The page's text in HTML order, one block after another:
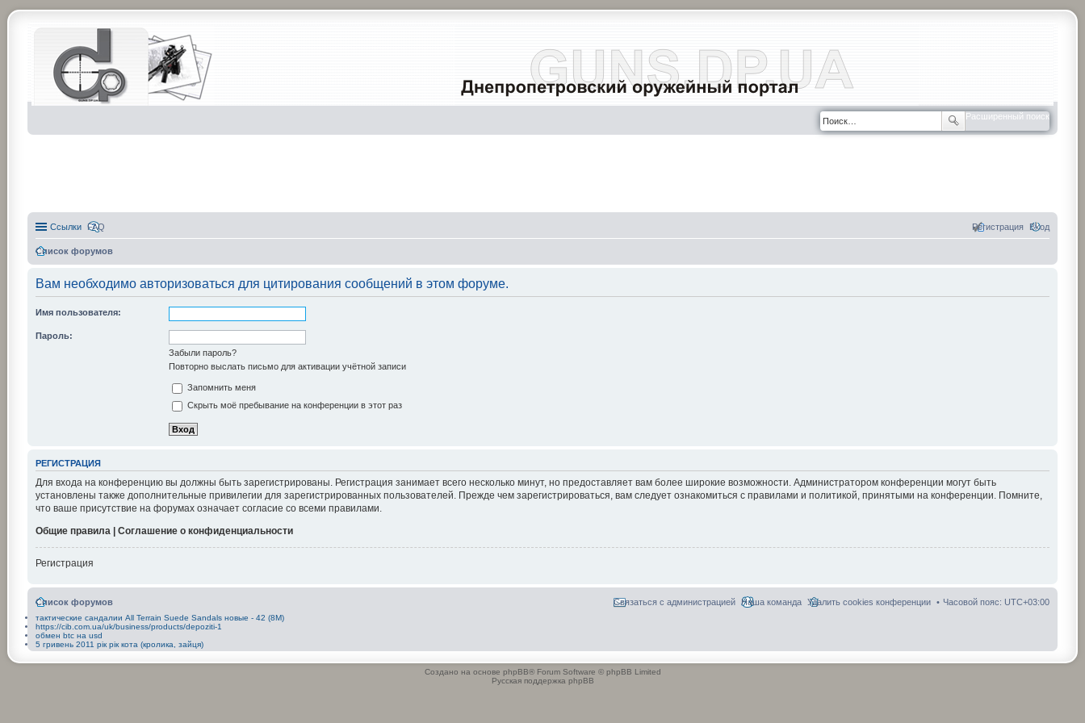
Расширенный поиск
Ссылки FAQ Вход
Регистрация
Список форумов
Вам необходимо авторизоваться для цитирования сообщений в этом форуме.
Имя пользователя:
Пароль:
Забыли пароль?
Повторно выслать письмо для активации учётной записи
Запомнить меня
Скрыть моё пребывание на конференции в этот раз
РЕГИСТРАЦИЯ
Для входа на конференцию вы должны быть зарегистрированы. Регистрация занимает всего несколько минут, но предоставляет вам более широкие возможности. Администратором конференции могут быть
установлены также дополнительные привилегии для зарегистрированных пользователей. Прежде чем зарегистрироваться, вам следует ознакомиться с правилами и политикой, принятыми на конференции. Помните,
что ваше присутствие на форумах означает согласие со всеми правилами.
Общие правила | Соглашение о конфиденциальности
Регистрация
Список форумов Часовой пояс: UTC+03:00
Удалить cookies конференции
Наша команда
Связаться с администрацией
тактические сандалии All Terrain Suede Sandals новые - 42 (8М)
https://cib.com.ua/uk/business/products/depoziti-1
обмен btc на usd
5 гривень 2011 рік рік кота (кролика, зайця)
Создано на основе phpBB® Forum Software © phpBB Limited
Русская поддержка phpBB